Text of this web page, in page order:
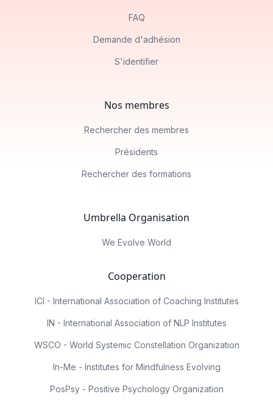
FAQ
Demande d'adhésion
S'identifier
Nos membres
Rechercher des membres
Présidents
Rechercher des formations
Umbrella Organisation
We Evolve World
Cooperation
ICI - International Association of Coaching Institutes
IN - International Association of NLP Institutes
WSCO - World Systemic Constellation Organization
In-Me - Institutes for Mindfulness Evolving
PosPsy - Positive Psychology Organization